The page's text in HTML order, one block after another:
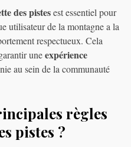
des pistesest essentiel pour
utilisateur de la montagne a la
respectueux. Cela
uneexpérience
au sein de la communauté
règles
pistes ?